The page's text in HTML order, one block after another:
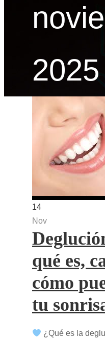
2025
14
Nov
qué es,
cómo
tu
¿Qué es la